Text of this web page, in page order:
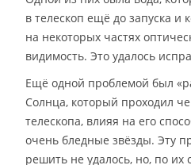
в телескоп ещё до запуска и
на некоторых частях
видимость. Это удалось
Ещё одной проблемой был
Солнца, который проходил
телескопа, влияя на его
очень бледные звёзды. Эту
решить не удалось, но, по их